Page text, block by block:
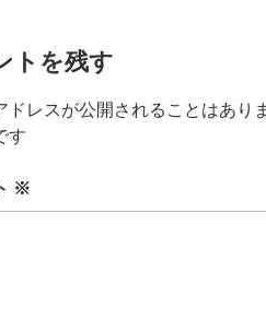
トを残す
ドレスが公開されることはあり
す
※